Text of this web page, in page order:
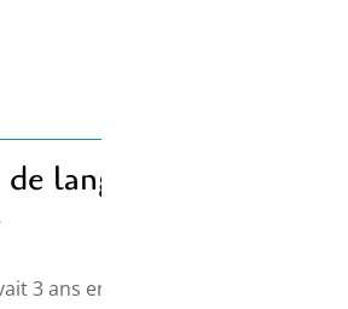
langage et de
3 ans environ présentait